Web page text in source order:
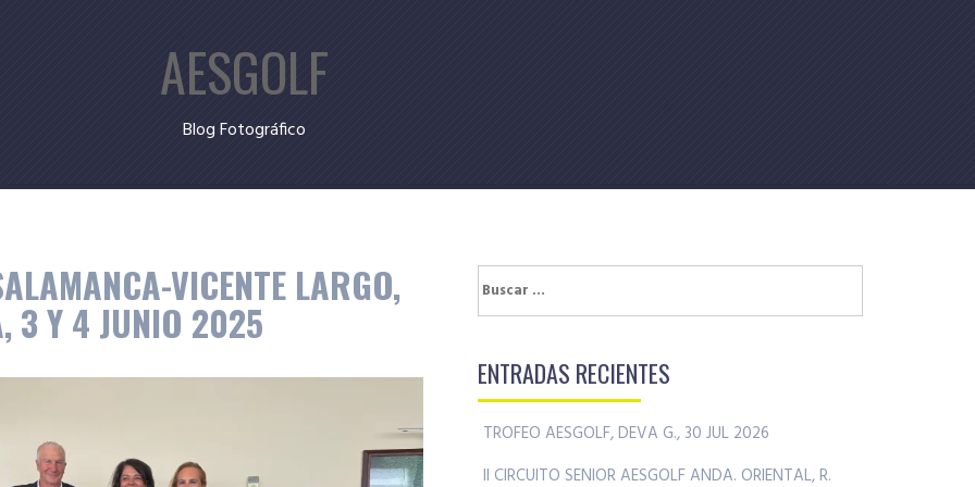
AESGOLF
Blog Fotográfico
VICENTE LARGO,
3 Y 4 JUNIO 2025
Buscar:
ENTRADAS RECIENTES
TROFEO AESGOLF, DEVA G., 30 JUL 2026
II CIRCUITO SENIOR AESGOLF ANDA. ORIENTAL, R.